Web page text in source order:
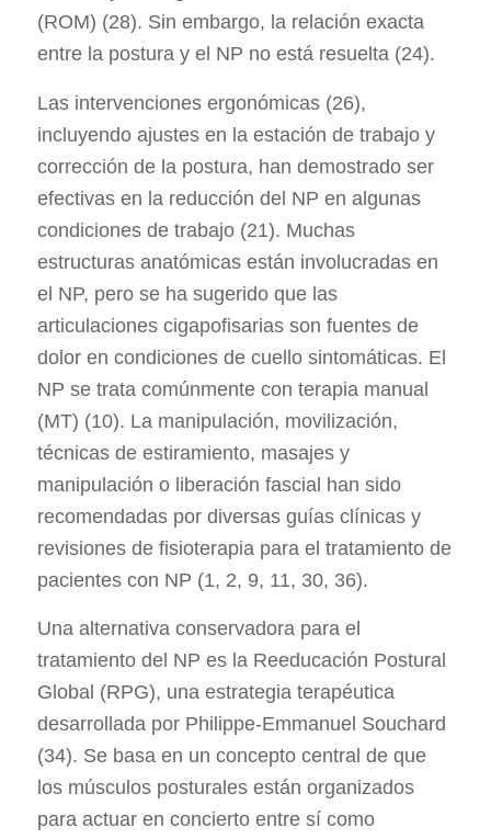
(ROM) (28). Sin embargo, la relación exacta
entre la postura y el NP no está resuelta (24).
Las intervenciones ergonómicas (26),
incluyendo ajustes en la estación de trabajo y
corrección de la postura, han demostrado ser
efectivas en la reducción del NP en algunas
condiciones de trabajo (21). Muchas
estructuras anatómicas están involucradas en
el NP, pero se ha sugerido que las
articulaciones cigapofisarias son fuentes de
dolor en condiciones de cuello sintomáticas. El
NP se trata comúnmente con terapia manual
(MT) (10). La manipulación, movilización,
técnicas de estiramiento, masajes y
manipulación o liberación fascial han sido
recomendadas por diversas guías clínicas y
revisiones de fisioterapia para el tratamiento de
pacientes con NP (1, 2, 9, 11, 30, 36).
Una alternativa conservadora para el
tratamiento del NP es la Reeducación Postural
Global (RPG), una estrategia terapéutica
desarrollada por Philippe-Emmanuel Souchard
(34). Se basa en un concepto central de que
los músculos posturales están organizados
para actuar en concierto entre sí como